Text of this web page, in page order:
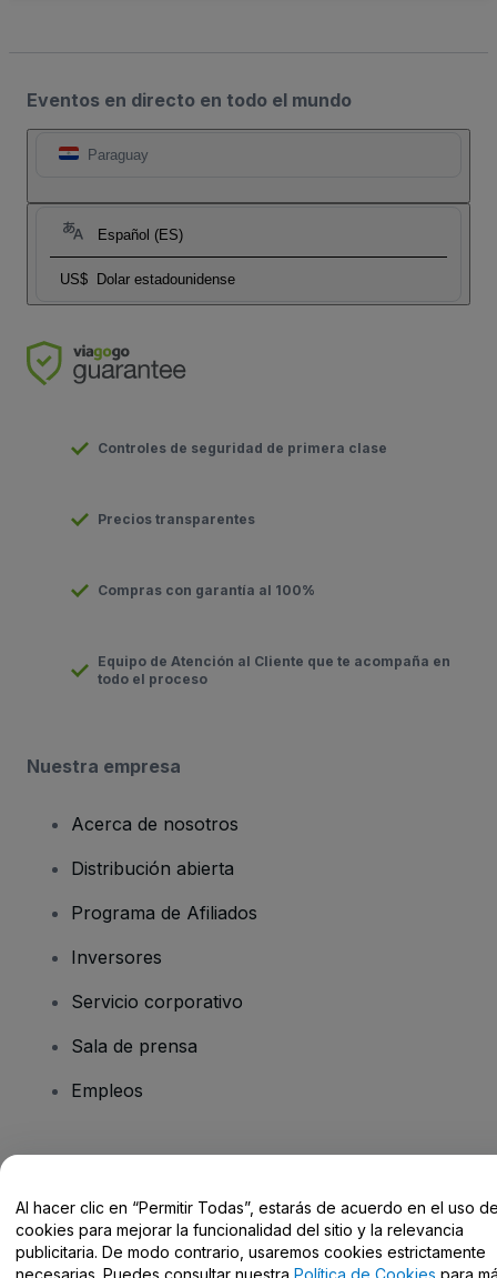
Eventos en directo en todo el mundo
Paraguay
Español (ES)
US$ Dolar estadounidense
Controles de seguridad de primera clase
Precios transparentes
Compras con garantía al 100%
Equipo de Atención al Cliente que te acompaña en
todo el proceso
Nuestra empresa
Acerca de nosotros
Distribución abierta
Programa de Afiliados
Inversores
Servicio corporativo
Sala de prensa
Empleos
Centro de Ayuda / Contacto
Al hacer clic en “Permitir Todas”, estarás de acuerdo en el uso
cookies para mejorar la funcionalidad del sitio y la relevancia
publicitaria. De modo contrario, usaremos cookies estrictamente
necesarias. Puedes consultar nuestra Política de Cookies para